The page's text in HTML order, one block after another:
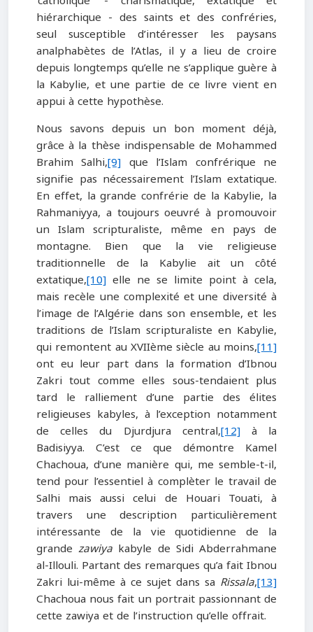
hiérarchique - des saints et des confréries,
seul susceptible d’intéresser les paysans
analphabètes de l’Atlas, il y a lieu de croire
depuis longtemps qu’elle ne s’applique guère à
la Kabylie, et une partie de ce livre vient en
appui à cette hypothèse.
Nous savons depuis un bon moment déjà,
grâce à la thèse indispensable de Mohammed
Brahim Salhi,[9] que l’Islam confrérique ne
signifie pas nécessairement l’Islam extatique.
En effet, la grande confrérie de la Kabylie, la
Rahmaniyya, a toujours oeuvré à promouvoir
un Islam scripturaliste, même en pays de
montagne. Bien que la vie religieuse
traditionnelle de la Kabylie ait un côté
extatique,[10] elle ne se limite point à cela,
mais recèle une complexité et une diversité à
l’image de l’Algérie dans son ensemble, et les
traditions de l’Islam scripturaliste en Kabylie,
qui remontent au XVIIème siècle au moins,[11]
ont eu leur part dans la formation d’Ibnou
Zakri tout comme elles sous-tendaient plus
tard le ralliement d’une partie des élites
religieuses kabyles, à l’exception notamment
de celles du Djurdjura central,[12]à la
Badisiyya. C’est ce que démontre Kamel
Chachoua, d’une manière qui, me semble-t-il,
tend pour l’essentiel à complèter le travail de
Salhi mais aussi celui de Houari Touati, à
travers une description particulièrement
intéressante de la vie quotidienne de la
grandezawiya kabyle de Sidi Abderrahmane
al-Illouli. Partant des remarques qu’a fait Ibnou
Zakri lui-même à ce sujet dans sa Rissala,[13]
Chachoua nous fait un portrait passionnant de
cette zawiya et de l’instruction qu’elle offrait.